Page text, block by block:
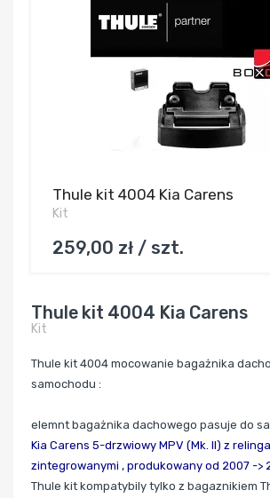
Thule kit 4004 Kia Carens
Kit
259,00 zł / szt.
Thule kit 4004 Kia Carens
Kit
Thule kit 4004 mocowanie bagażnika
samochodu :
elemnt bagażnika dachowego pasuje do
Kia Carens 5-drzwiowy MPV (Mk. II) z
zintegrowanymi , produkowany od 2007 ->
Thule kit kompatybily tylko z bagaznikiem